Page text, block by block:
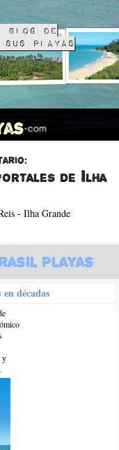
blog de
playas
de Ilha
- Ilha Grande
Playas
décadas
y